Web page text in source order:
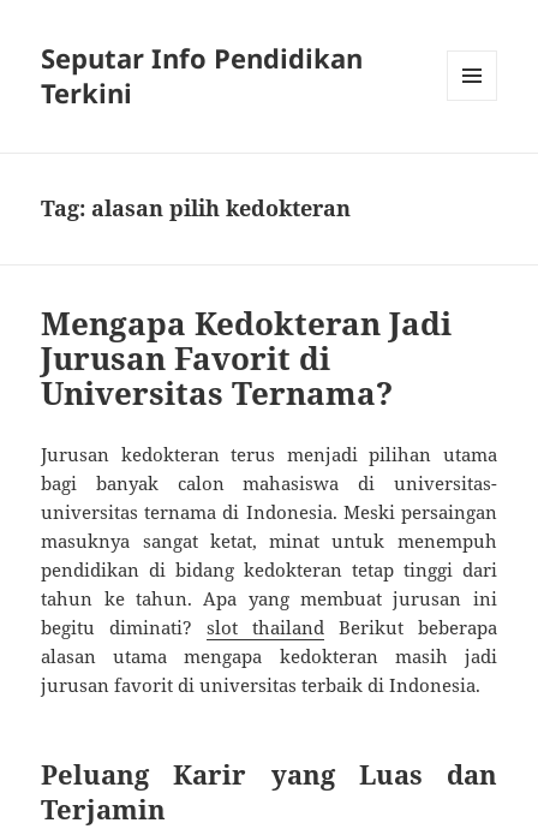
Seputar Info Pendidikan
Terkini
Tag: alasan pilih kedokteran
Mengapa Kedokteran Jadi
Jurusan Favorit di
Universitas Ternama?
Jurusan kedokteran terus menjadi pilihan utama
bagi banyak calon mahasiswa di universitas-
universitas ternama di Indonesia. Meski persaingan
masuknya sangat ketat, minat untuk menempuh
pendidikan di bidang kedokteran tetap tinggi dari
tahun ke tahun. Apa yang membuat jurusan ini
begitu diminati?slot thailandBerikut beberapa
alasan utama mengapa kedokteran masih jadi
jurusan favorit di universitas terbaik di Indonesia.
Peluang Karir yang Luas dan
Terjamin